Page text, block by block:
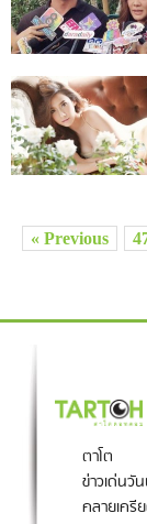
« Previous
ตาโต
ข่าวเด่นวั
คลายเครี